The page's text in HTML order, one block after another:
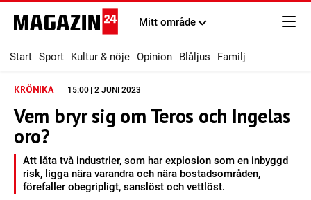
Mitt område
Start Sport Kultur & nöje Opinion Blåljus Familj
KRÖNIKA 15:00 | 2 JUNI 2023
Vem bryr sig om Teros och Ingelas
oro?
Att låta två industrier, som har explosion som en inbyggd
risk, ligga nära varandra och nära bostadsområden,
förefaller obegripligt, sanslöst och vettlöst.